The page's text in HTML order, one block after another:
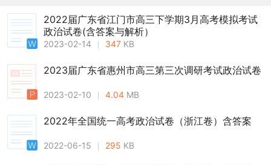
2022届广东省江门市高三下学期3月高考模拟考试
政治试卷(含答案与解析）
2023-02-14 347 KB
2023届广东省惠州市高三第三次调研考试政治试卷
2023-02-10 4.04 MB
2022年全国统一高考政治试卷（浙江卷）含答案
2022-06-15 295 KB